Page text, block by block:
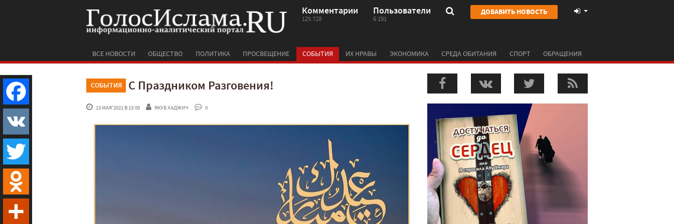
Комментарии
125 728
Пользователи
6 191
ДОБАВИТЬ НОВОСТЬ
ВСЕ НОВОСТИ ОБЩЕСТВО ПОЛИТИКА ПРОСВЕЩЕНИЕ СОБЫТИЯ ИХ НРАВЫ ЭКОНОМИКА СРЕДА ОБИТАНИЯ СПОРТ ОБРАЩЕНИЯ
СОБЫТИЯ С Праздником Разговения!
13 МАЯ'2021 В 13:00 ЯКУБ ХАДЖИЧ 0
Facebook
VK
Twitter
Odnoklassniki